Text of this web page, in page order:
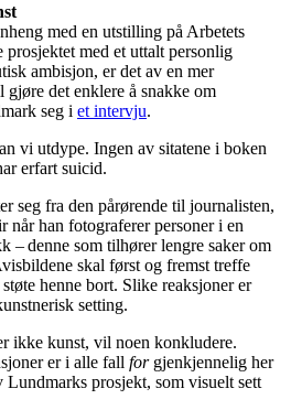
med en utstilling på Arbetets
med et uttalt personlig
ambisjon, er det av en mer
gjøre det enklere å snakke om
seg i et intervju.
vi utdype. Ingen av sitatene i boken
erfart suicid.
seg fra den pårørende til journalisten,
han fotograferer personer i en
– denne som tilhører lengre saker om
skal først og fremst treffe
henne bort. Slike reaksjoner er
setting.
ikke kunst, vil noen konkludere.
er i alle fall forgjenkjennelig her
prosjekt, som visuelt sett